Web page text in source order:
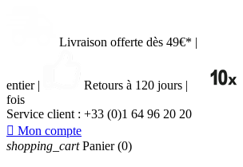
Livraison offerte dès 49€* |
entier | Retours à 120 jours |
fois
Service client : +33 (0)1 64 96 20 20
 Mon compte
shopping_cart Panier (0)